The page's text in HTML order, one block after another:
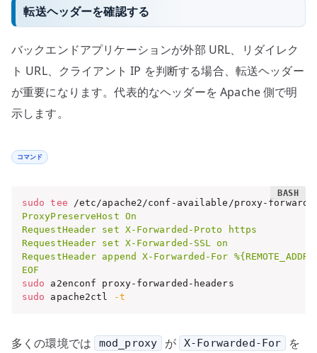
転送ヘッダーを確認する
バックエンドアプリケーションが外部 URL、リダイレク
ト URL、クライアント IP を判断する場合、転送ヘッダー
が重要になります。代表的なヘッダーを Apache 側で明
示します。
コマンド
sudo tee /etc/apache2/conf-available/proxy-
ProxyPreserveHost On
RequestHeader set X-Forwarded-Proto https
RequestHeader set X-Forwarded-SSL on
RequestHeader append X-Forwarded-For
EOF
sudo
sudo apache2ctl -t
多くの環境では mod_proxy が X-Forwarded-For
を